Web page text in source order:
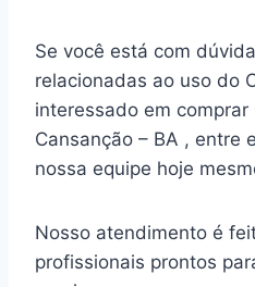
Se você está com
relacionadas ao uso do
interessado em comprar
Cansanção – BA , entre
nossa equipe hoje
Nosso atendimento é
profissionais prontos